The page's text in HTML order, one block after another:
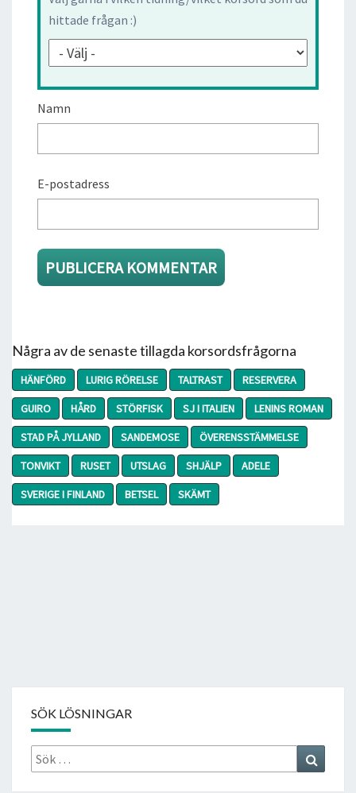
hittade frågan :)
Namn
E-postadress
Några av de senaste tillagda korsordsfrågorna
HÄNFÖRD LURIG RÖRELSE TALTRAST
RESERVERA
GUIRO
HÅRD STÖRFISK SJ I ITALIEN
LENINS ROMAN
STAD PÅ JYLLAND
SANDEMOSE
ÖVERENSSTÄMMELSE
TONVIKT
RUSET UTSLAG SHJÄLP
ADELE
SVERIGE I FINLAND
BETSEL SKÄMT
SÖK LÖSNINGAR
Sök
efter: